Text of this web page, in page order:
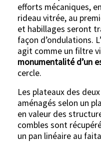
efforts mécaniques,
rideau vitrée, au
et habillages seront
façon d’ondulations.
agit comme un filtre
monumentalité d’un
cercle.
Les plateaux des
aménagés selon un
en valeur des
combles sont
un pan linéaire au